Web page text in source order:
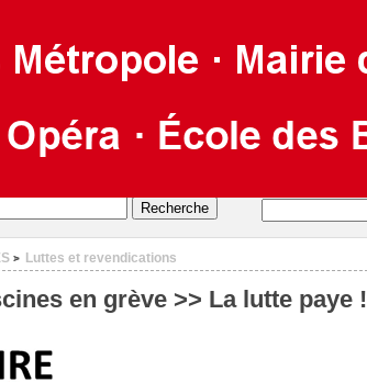
> Luttes et revendications
en grève >> La lutte paye !